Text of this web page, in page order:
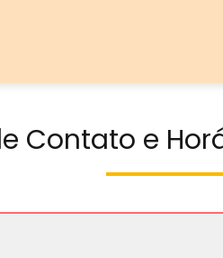
Contato e